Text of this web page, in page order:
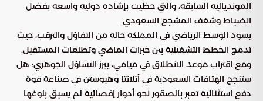
المونديالية السابقة، والتي حظيت بإشادة دولية واسعة بفضل
انضباط وشغف المشجع السعودي.
يسود الوسط الرياضي في المملكة حالة من التفاؤل والترقب، حيث
تدمج الخطط التشغيلية بين خبرات الماضي وتطلعات المستقبل.
ومع اقتراب موعد الانطلاق في ميامي، يبرز التساؤل الجوهري: هل
ستنجح الهتافات السعودية في أتلانتا وهيوستن في صناعة قوة
دفع استثنائية تعبر بالصقور نحو أدوار إقصائية لم يسبق بلوغها